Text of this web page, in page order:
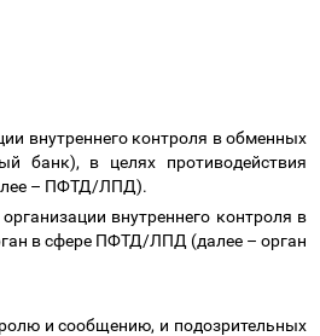
внутреннего контроля в обменных
банк), в целях противодействия
– ПФТД/ЛПД).
внутреннего контроля в
в сфере ПФТД/ЛПД (далее – орган
и сообщению, и подозрительных